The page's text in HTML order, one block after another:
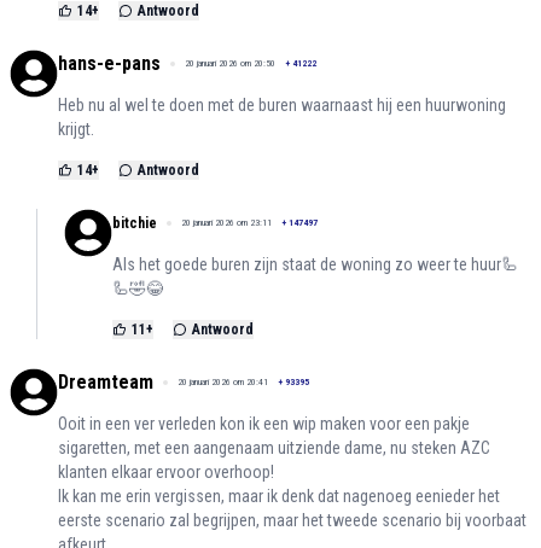
14+ Antwoord
hans-e-pans 20 januari 2026 om 20:50 + 41222
Heb nu al wel te doen met de buren waarnaast hij een huurwoning
krijgt.
14+ Antwoord
bitchie 20 januari 2026 om 23:11 + 147497
Als het goede buren zijn staat de woning zo weer te huur🦾
🦾🤣😂
11+ Antwoord
Dreamteam 20 januari 2026 om 20:41 + 93395
Ooit in een ver verleden kon ik een wip maken voor een pakje
sigaretten, met een aangenaam uitziende dame, nu steken AZC
klanten elkaar ervoor overhoop!
Ik kan me erin vergissen, maar ik denk dat nagenoeg eenieder het
eerste scenario zal begrijpen, maar het tweede scenario bij voorbaat
afkeurt.